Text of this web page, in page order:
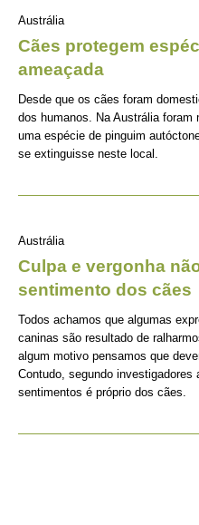
Austrália
Cães protegem
ameaçada
Desde que os cães foram
dos humanos. Na Austrália foram
uma espécie de pinguim
se extinguisse neste local.
Austrália
Culpa e vergonha
sentimento dos cães
Todos achamos que algumas
caninas são resultado de
algum motivo pensamos que
Contudo, segundo investigadores
sentimentos é próprio dos cães.